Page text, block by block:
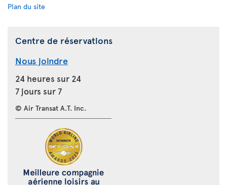
Plan du site
Centre de réservations
Nous joindre
24 heures sur 24
7 jours sur 7
© Air Transat A.T. Inc.